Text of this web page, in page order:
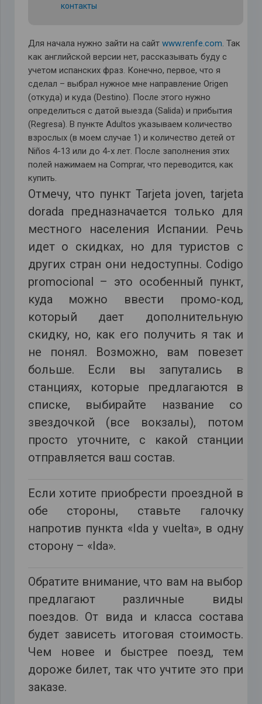
контакты
Для начала нужно зайти на сайт www.renfe.com. Так
как английской версии нет, рассказывать буду с
учетом испанских фраз. Конечно, первое, что я
сделал – выбрал нужное мне направление Origen
(откуда) и куда (Destino). После этого нужно
определиться с датой выезда (Salida) и прибытия
(Regresa). В пункте Adultos указываем количество
взрослых (в моем случае 1) и количество детей от
Niños 4-13 или до 4-х лет. После заполнения этих
полей нажимаем на Comprar, что переводится, как
купить.
Отмечу, что пункт Tarjeta joven, tarjeta
dorada предназначается только для
местного населения Испании. Речь
идет о скидках, но для туристов с
других стран они недоступны. Codigo
promocional – это особенный пункт,
куда можно ввести промо-код,
который дает дополнительную
скидку, но, как его получить я так и
не понял. Возможно, вам повезет
больше. Если вы запутались в
станциях, которые предлагаются в
списке, выбирайте название со
звездочкой (все вокзалы), потом
просто уточните, с какой станции
отправляется ваш состав.
Если хотите приобрести проездной в
обе стороны, ставьте галочку
напротив пункта «Ida y vuelta», в одну
сторону – «Ida».
Обратите внимание, что вам на выбор
предлагают различные виды
поездов. От вида и класса состава
будет зависеть итоговая стоимость.
Чем новее и быстрее поезд, тем
дороже билет, так что учтите это при
заказе.